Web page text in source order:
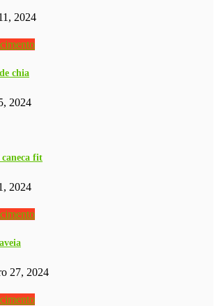
2024
chia
2024
caneca fit
2024
27, 2024